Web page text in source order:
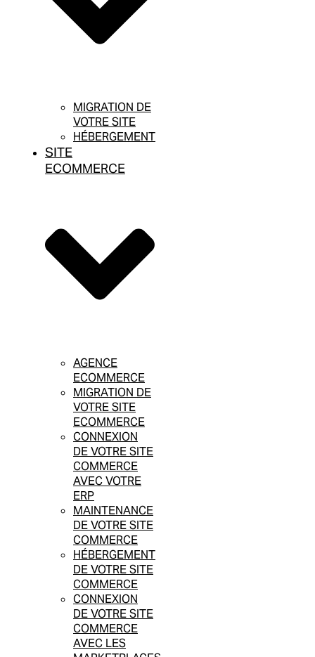
MIGRATION DE
VOTRE SITE
HÉBERGEMENT
SITE
ECOMMERCE
AGENCE
ECOMMERCE
MIGRATION DE
VOTRE SITE
ECOMMERCE
CONNEXION
DE VOTRE SITE
COMMERCE
AVEC VOTRE
ERP
MAINTENANCE
DE VOTRE SITE
COMMERCE
HÉBERGEMENT
DE VOTRE SITE
COMMERCE
CONNEXION
DE VOTRE SITE
COMMERCE
AVEC LES